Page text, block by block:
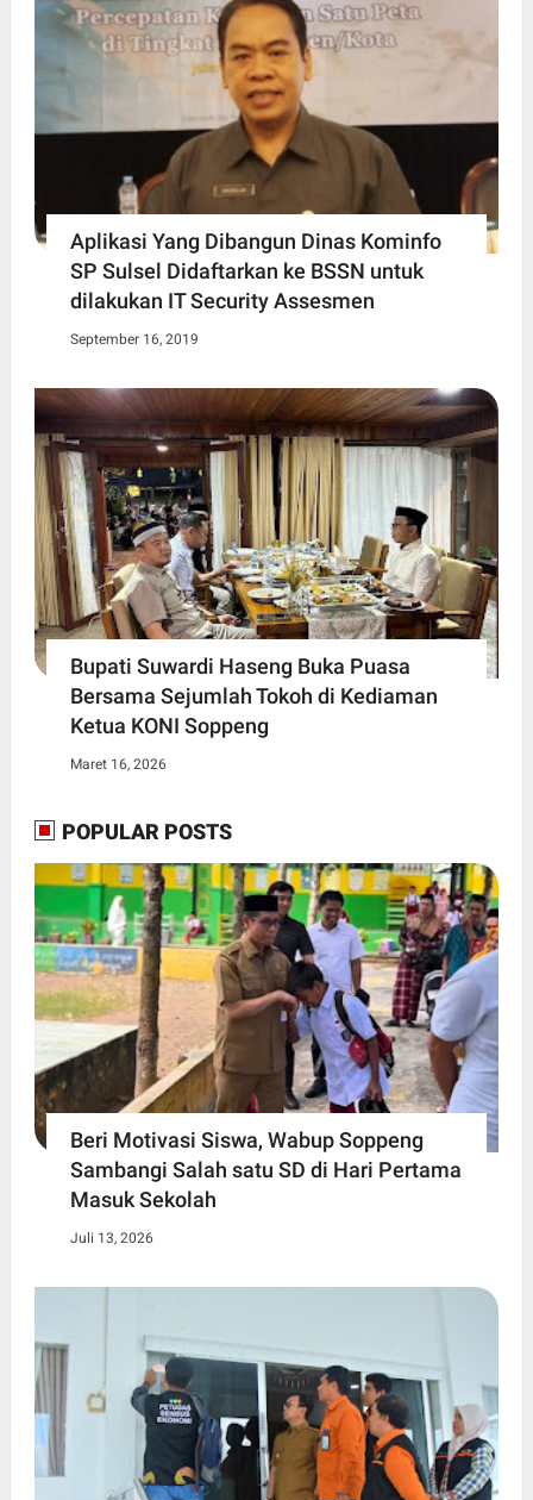
Aplikasi Yang Dibangun Dinas Kominfo
SP Sulsel Didaftarkan ke BSSN untuk
dilakukan IT Security Assesmen
September 16, 2019
Bupati Suwardi Haseng Buka Puasa
Bersama Sejumlah Tokoh di Kediaman
Ketua KONI Soppeng
Maret 16, 2026
POPULAR POSTS
Beri Motivasi Siswa, Wabup Soppeng
Sambangi Salah satu SD di Hari Pertama
Masuk Sekolah
Juli 13, 2026